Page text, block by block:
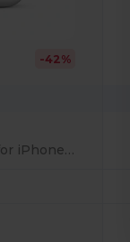
-42%
MagSafe® Tough Case for iPhone 15 Plus